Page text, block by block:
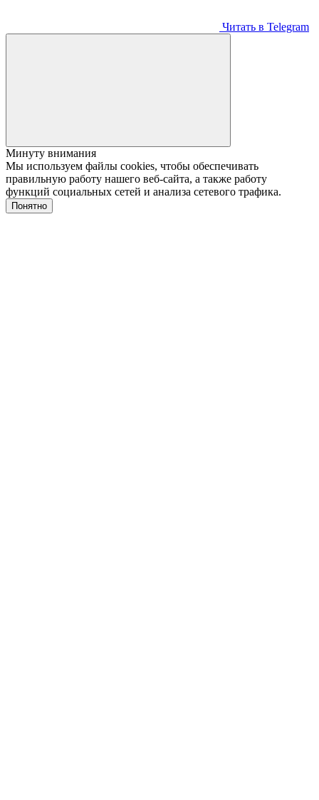
Читать в Telegram
Минуту внимания
Мы используем файлы cookies, чтобы обеспечивать
правильную работу нашего веб-сайта, а также работу
функций социальных сетей и анализа сетевого трафика.
Понятно